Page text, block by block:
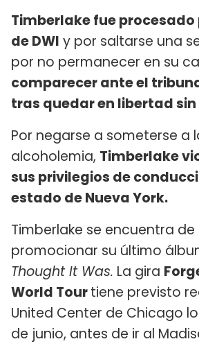
Timberlake fue procesado
de DWI y por saltarse una
por no permanecer en su
comparecer ante el
tras quedar en libertad
Por negarse a someterse a
alcoholemia, Timberlake
sus privilegios de
estado de Nueva York.
Timberlake se encuentra
promocionar su último
Thought It Was. La gira
World Tourtiene previsto
United Center de Chicago
de junio, antes de ir al